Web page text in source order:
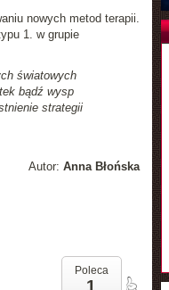
nowych metod terapii.
1. w grupie
światowych
bądź wysp
strategii
Autor: Anna Błońska
Poleca
1